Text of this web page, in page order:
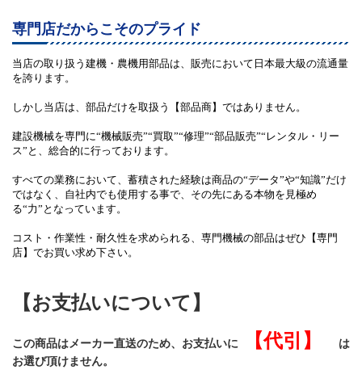
専門店だからこそのプライド
当店の取り扱う建機・農機用部品は、販売において日本最大級の流通量
を誇ります。
しかし当店は、部品だけを取扱う【部品商】ではありません。
建設機械を専門に“機械販売”“買取”“修理”“部品販売”“レンタル・リー
ス” と、総合的に行っております。
すべての業務において、蓄積された経験は商品の“データ”や“知識”だけ
ではなく、自社内でも使用する事で、その先にある本物を見極め
る“力”となっています。
コスト・作業性・耐久性を求められる、専門機械の部品はぜひ【専門
店】でお買い求め下さい。
【お支払いについて】
この商品はメーカー直送のため、お支払いに 【代引】
は
お選び頂けません。